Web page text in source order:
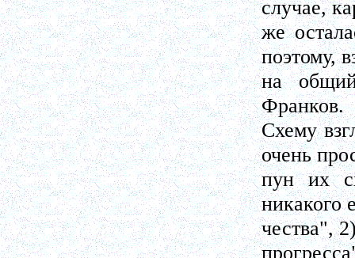
случае,
же
поэтому,
на
Франков.
Схему
очень
пун их
никакого
чества",